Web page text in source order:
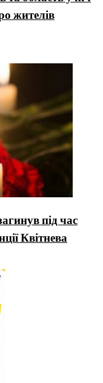
жителів
під час
Квітнева